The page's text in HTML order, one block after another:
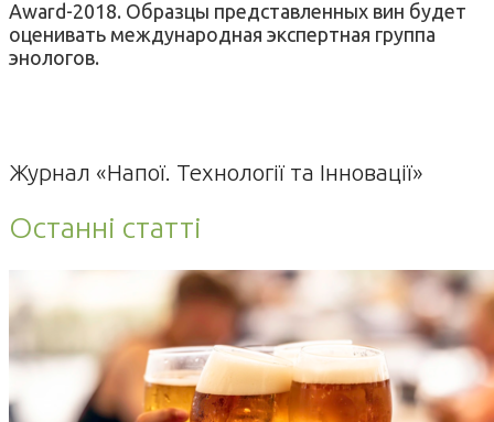
Award-2018. Образцы представленных вин будет
оценивать международная экспертная группа
энологов.
Журнал «Напої. Технології та Інновації»
Останні статті